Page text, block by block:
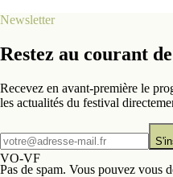
Newsletter
Restez au courant
Recevez en avant-première le
les actualités du festival
Pas de spam. Vous pouvez vous
VO-VF